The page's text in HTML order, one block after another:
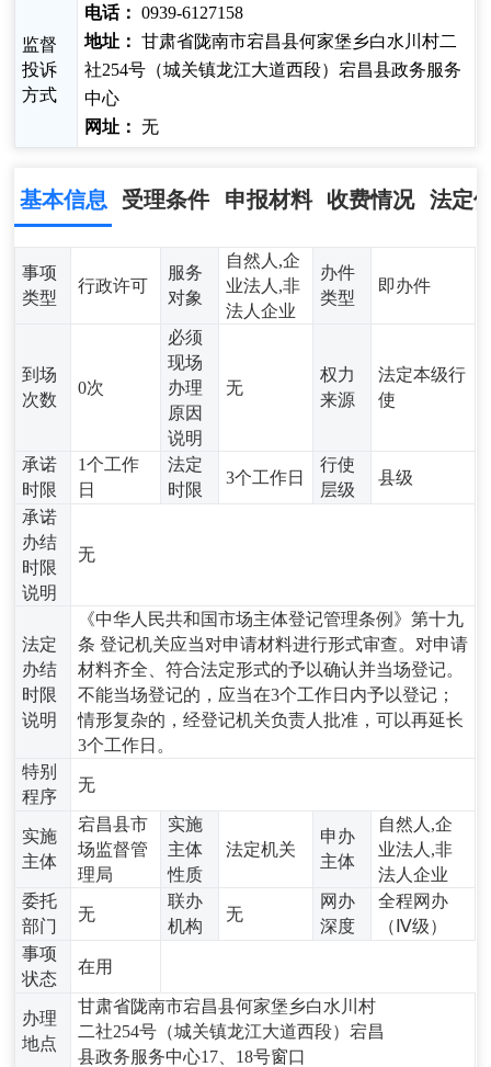
监督
投诉
方式
电话： 0939-6127158
地址： 甘肃省陇南市宕昌县何家堡乡白水川村二
社254号（城关镇龙江大道西段）宕昌县政务服务
中心
网址： 无
基本信息 受理条件 申报材料 收费情况 法定
事项
类型
行政许可
服务
对象
自然人,企
业法人,非
法人企业
办件
类型
即办件
到场
次数
0次
必须
现场
办理
原因
说明
无
权力
来源
法定本级行
使
承诺
时限
1个工作
日
法定
时限
3个工作日
行使
层级
县级
承诺
办结
时限
说明
无
法定
办结
时限
说明
《中华人民共和国市场主体登记管理条例》第十九
条 登记机关应当对申请材料进行形式审查。对申请
材料齐全、符合法定形式的予以确认并当场登记。
不能当场登记的，应当在3个工作日内予以登记；
情形复杂的，经登记机关负责人批准，可以再延长
3个工作日。
特别
程序
无
实施
主体
宕昌县市
场监督管
理局
实施
主体
性质
法定机关
申办
主体
自然人,企
业法人,非
法人企业
委托
部门
无
联办
机构
无
网办
深度
全程网办
（Ⅳ级）
事项
状态
在用
办理
地点
甘肃省陇南市宕昌县何家堡乡白水川村
二社254号（城关镇龙江大道西段）宕昌
县政务服务中心17、18号窗口